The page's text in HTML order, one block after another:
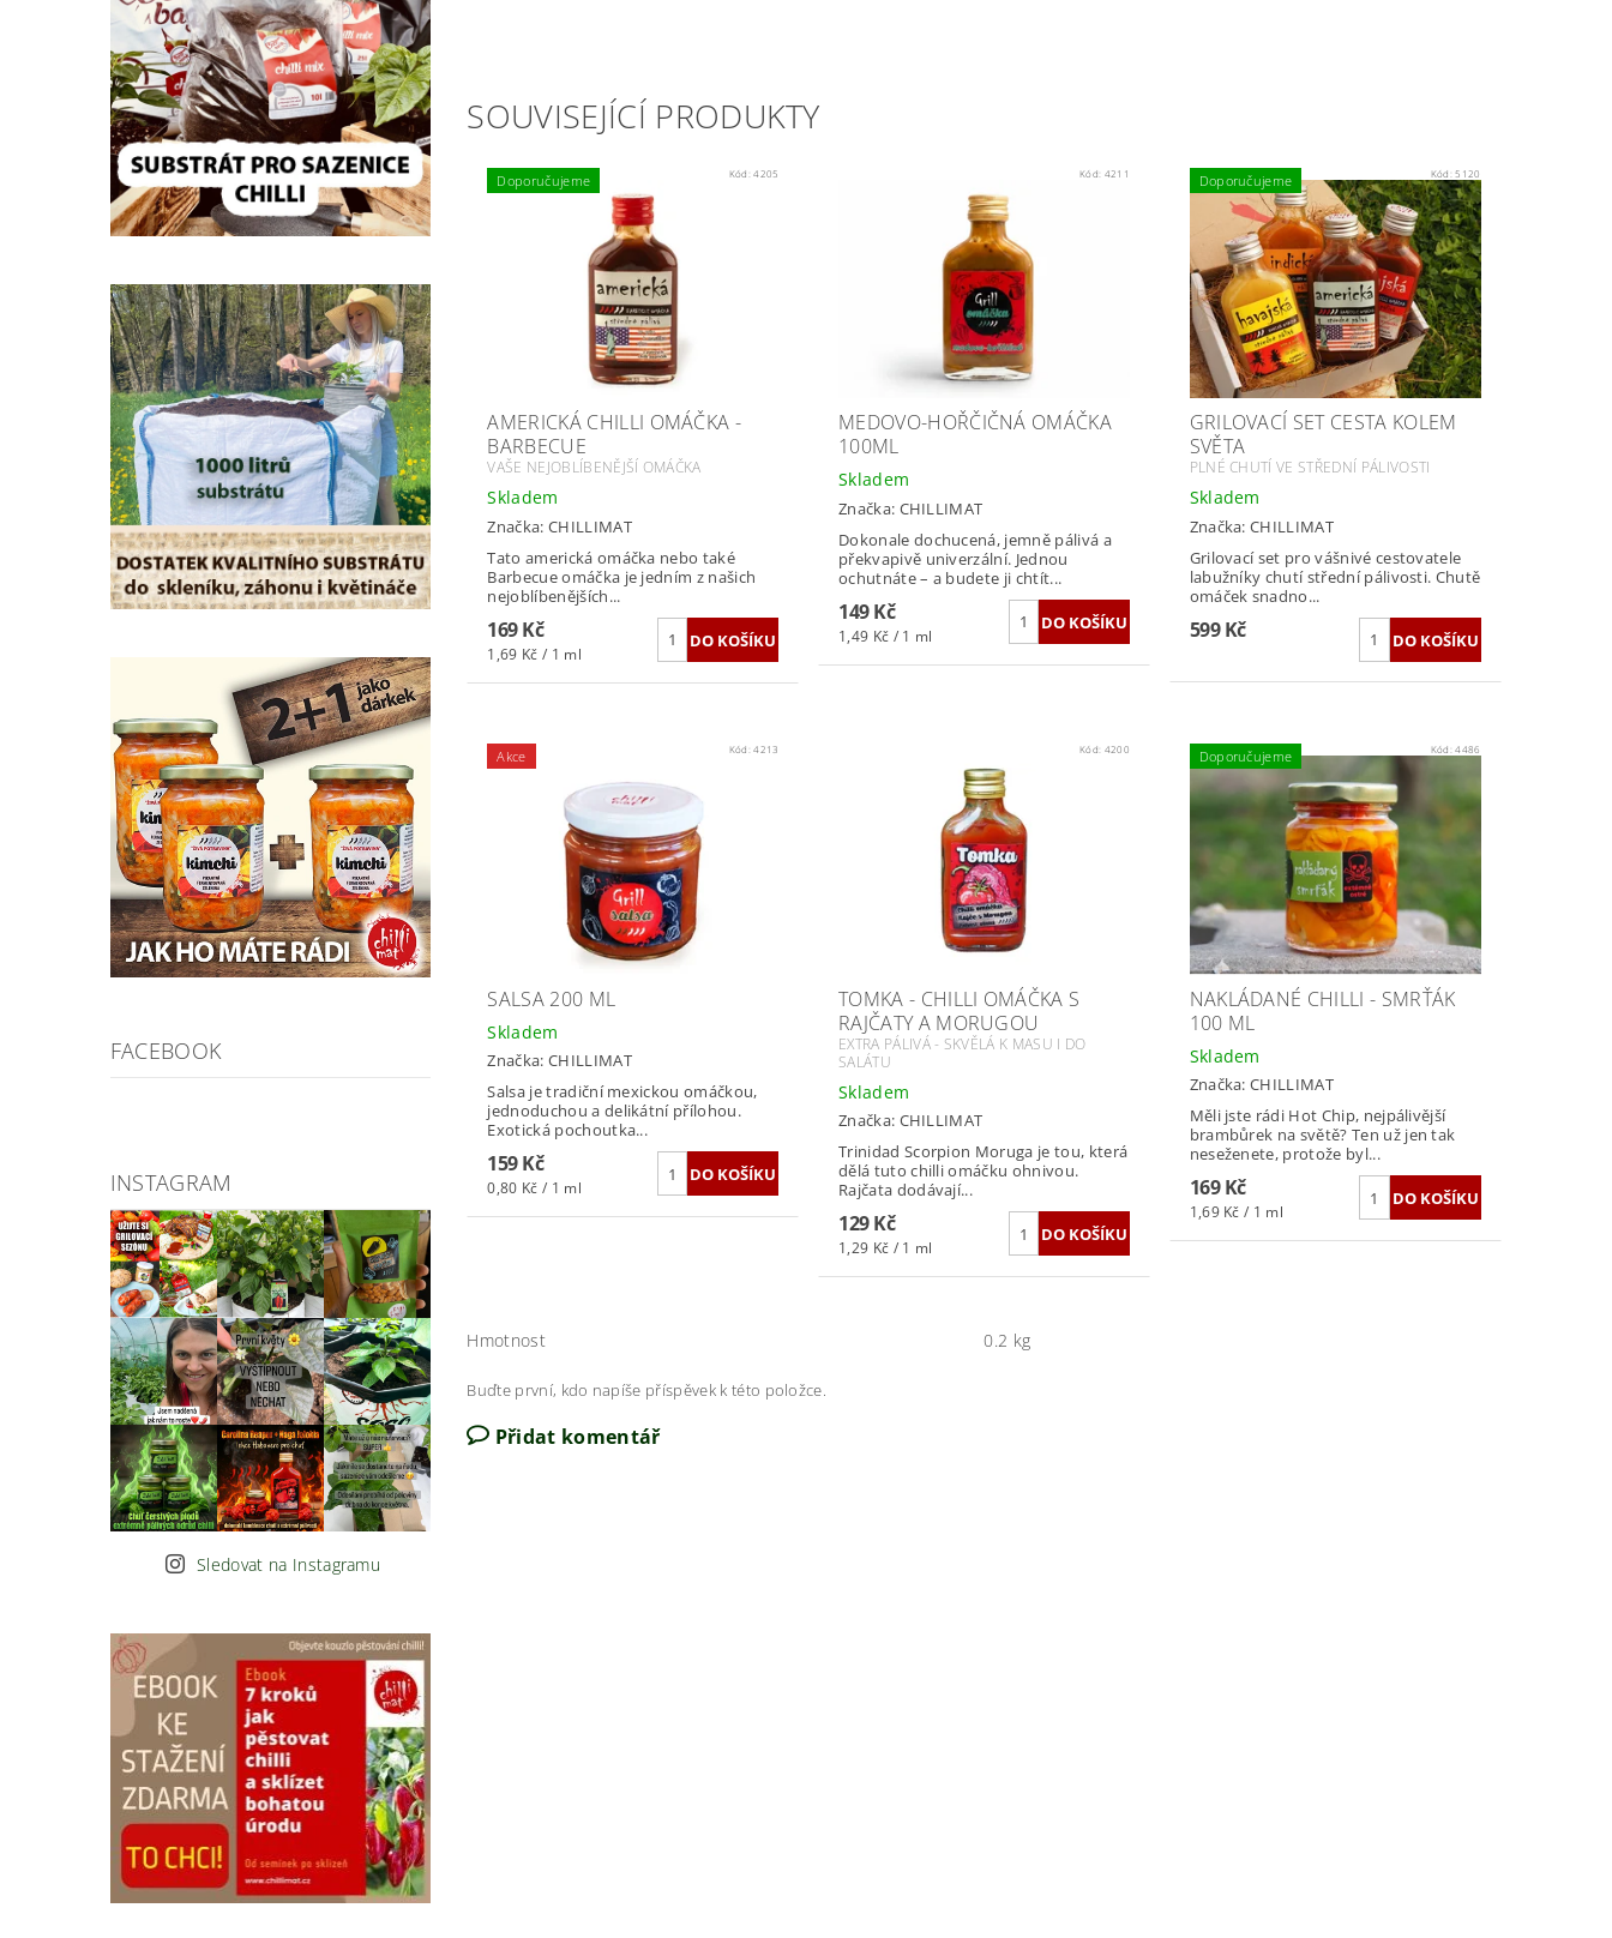
FACEBOOK
INSTAGRAM
Sledovat na Instagramu
SOUVISEJÍCÍ PRODUKTY
Doporučujeme Kód:4205
AMERICKÁ CHILLI OMÁČKA -
BARBECUE
VAŠE NEJOBLÍBENĚJŠÍ OMÁČKA
Skladem
Značka: CHILLIMAT
Tato americká omáčka nebo také
Barbecue omáčka je jedním z našich
nejoblíbenějších...
169 Kč
1,69 Kč / 1 ml
Kód: 4211
MEDOVO-HOŘČIČNÁ OMÁČKA
100ML
Skladem
Značka: CHILLIMAT
Dokonale dochucená, jemně pálivá a
překvapivě univerzální. Jednou
ochutnáte – a budete ji chtít...
149 Kč
1,49 Kč / 1 ml
Doporučujeme Kód:5120
GRILOVACÍ SET CESTA KOLEM
SVĚTA
PLNÉ CHUTÍ VE STŘEDNÍ PÁLIVOSTI
Skladem
Značka:CHILLIMAT
Grilovací set pro vášnivé cestovatele
labužníky chutí střední pálivosti. Chutě
omáček snadno...
599 Kč
Akce Kód:4213
SALSA 200 ML
Skladem
Značka: CHILLIMAT
Salsa je tradiční mexickou omáčkou,
jednoduchou a delikátní přílohou.
Exotická pochoutka...
159 Kč
0,80 Kč / 1 ml
Kód: 4200
TOMKA - CHILLI OMÁČKA S
RAJČATY A MORUGOU
EXTRA PÁLIVÁ - SKVĚLÁ K MASU I DO
SALÁTU
Skladem
Značka: CHILLIMAT
Trinidad Scorpion Moruga je tou, která
dělá tuto chilli omáčku ohnivou.
Rajčata dodávají...
129 Kč
1,29 Kč / 1 ml
Doporučujeme Kód:4486
NAKLÁDANÉ CHILLI - SMRŤÁK
100 ML
Skladem
Značka:CHILLIMAT
Měli jste rádi Hot Chip, nejpálivější
brambůrek na světě? Ten už jen tak
neseženete, protože byl...
169 Kč
1,69 Kč / 1 ml
Hmotnost 0.2 kg
Buďte první, kdo napíše příspěvek k této položce.
Přidat komentář